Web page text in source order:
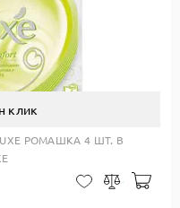
клик
РОМАШКА 4 ШТ. В
В закладки
Сравнить